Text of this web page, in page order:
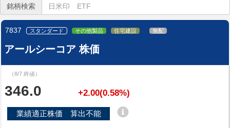
銘柄検索
7837 スタンダード その他製品 住宅建設 無配
アールシーコア 株価
（8/7 終値）
346.0 +2.00(0.58%)
業績適正株価 算出不能